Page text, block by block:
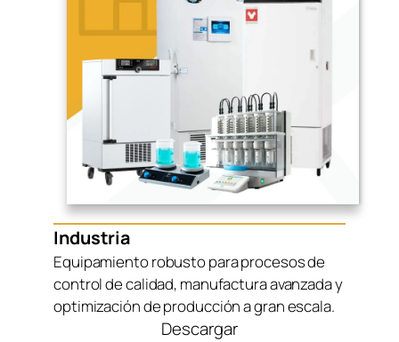
Industria
Equipamiento robusto para procesos de
control de calidad, manufactura avanzada y
optimización de producción a gran escala.
Descargar